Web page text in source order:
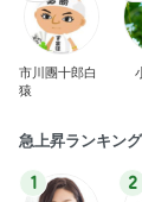
市川團十郎白
猿
急上昇ランキング
1 2